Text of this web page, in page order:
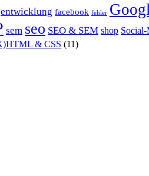
entwicklung facebook fehler
sem seo SEO & SEM shop Social-
& CSS (11)